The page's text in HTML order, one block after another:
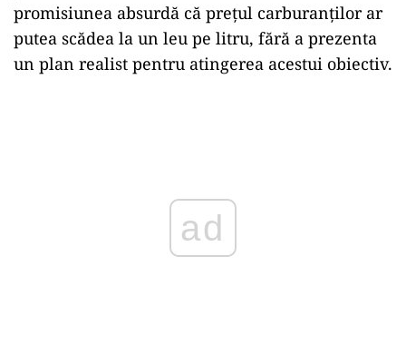
promisiunea absurdă că prețul carburanților ar
putea scădea la un leu pe litru, fără a prezenta
un plan realist pentru atingerea acestui obiectiv.
ad